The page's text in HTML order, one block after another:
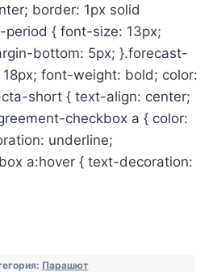
border: 1px solid
{ font-size: 13px;
bottom: 5px; }.forecast-
font-weight: bold; color:
short { text-align: center;
checkbox a { color:
underline;
a:hover { text-decoration:
Парашют